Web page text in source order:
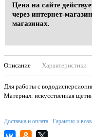
Цена на сайте
через интернет-
магазинах.
Описание Характеристики
Для работы с
Материал: искусственная
Доставка и оплата Гарантия и